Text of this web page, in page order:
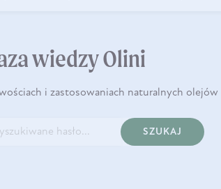
wiedzy Olini
i zastosowaniach naturalnych olejów
SZUKAJ